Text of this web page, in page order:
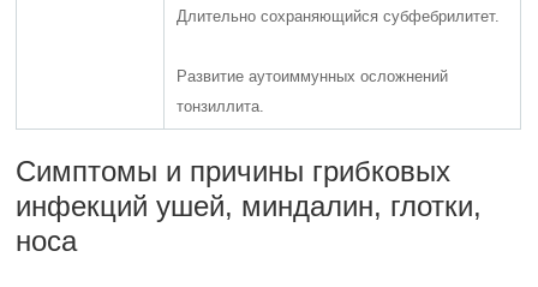
Длительно сохраняющийся субфебрилитет.
Развитие аутоиммунных осложнений
тонзиллита.
Симптомы и причины грибковых
инфекций ушей, миндалин, глотки,
носа